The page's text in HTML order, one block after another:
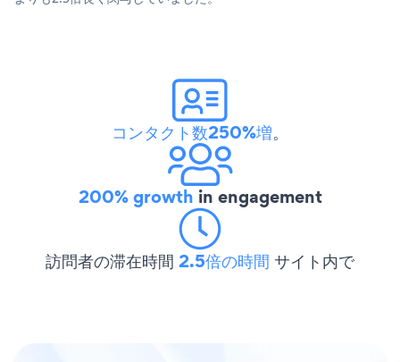
コンタクト数250%増。
200% growth in engagement
訪問者の滞在時間 2.5倍の時間 サイト内で